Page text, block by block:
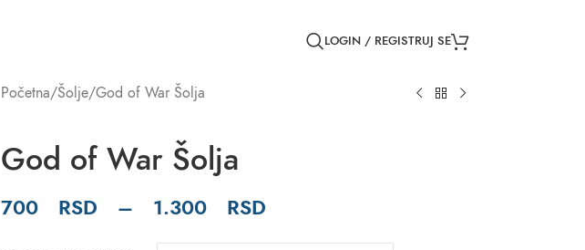
LOGIN / REGISTRUJ SE
Početna Šolje God of War Šolja
God of War Šolja
700 RSD – 1.300 RSD